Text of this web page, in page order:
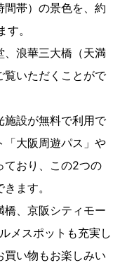
帯）の景色を、約
。
、浪華三大橋（天満
覧いただくことがで
設が無料で利用で
「大阪周遊パス」や
ており、この2つの
ます。
、京阪シティモー
メスポットも充実し
い物もお楽しみい